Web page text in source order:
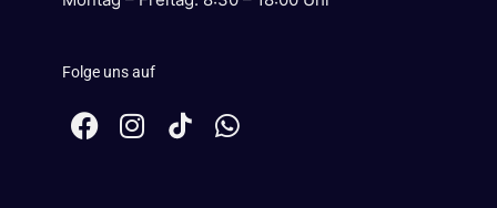
Folge uns auf
F
a
I
n
W
h